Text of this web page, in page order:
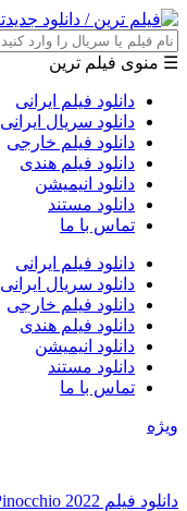
☰ منوی فیلم ترین
دانلود فیلم ایرانی
دانلود سریال ایرانی
دانلود فیلم خارجی
دانلود فیلم هندی
دانلود انیمیشن
دانلود مستند
تماس با ما
دانلود فیلم ایرانی
دانلود سریال ایرانی
دانلود فیلم خارجی
دانلود فیلم هندی
دانلود انیمیشن
دانلود مستند
تماس با ما
ویژه
دانلود فیلم Pinocchio 2022 پینوکیو